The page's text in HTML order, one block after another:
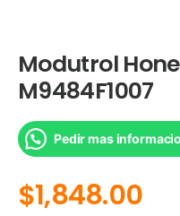
Modutrol
M9484F1007
Pedir mas
$1,848.00